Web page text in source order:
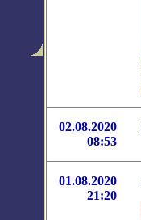
02.08.2020
08:53
01.08.2020
21:20